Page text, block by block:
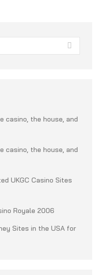
casino, the house, and
casino, the house, and
UKGC Casino Sites
Royale 2006
Sites in the USA for